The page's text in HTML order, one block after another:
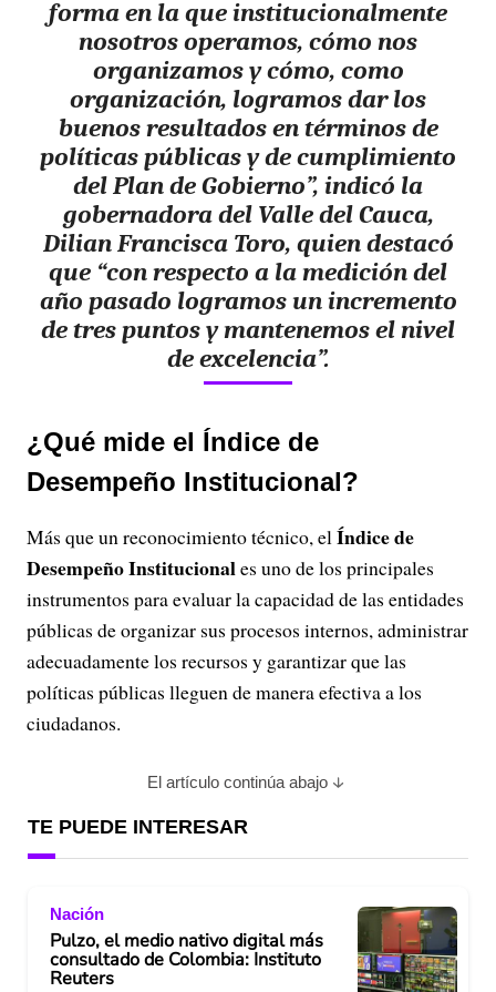
forma en la que institucionalmente
nosotros operamos, cómo nos
organizamos y cómo, como
organización, logramos dar los
buenos resultados en términos de
políticas públicas y de cumplimiento
del Plan de Gobierno”, indicó la
gobernadora del Valle del Cauca,
Dilian Francisca Toro, quien destacó
que “con respecto a la medición del
año pasado logramos un incremento
de tres puntos y mantenemos el nivel
de excelencia”.
¿Qué mide el Índice de
Desempeño Institucional?
Más que un reconocimiento técnico, elÍndice de
Desempeño Institucionales uno de los principales
instrumentos para evaluar la capacidad de las entidades
públicas de organizar sus procesos internos, administrar
adecuadamente los recursos y garantizar que las
políticas públicas lleguen de manera efectiva a los
ciudadanos.
El artículo continúa abajo
TE PUEDE INTERESAR
Nación
Pulzo, el medio nativo digital más
consultado de Colombia: Instituto
Reuters